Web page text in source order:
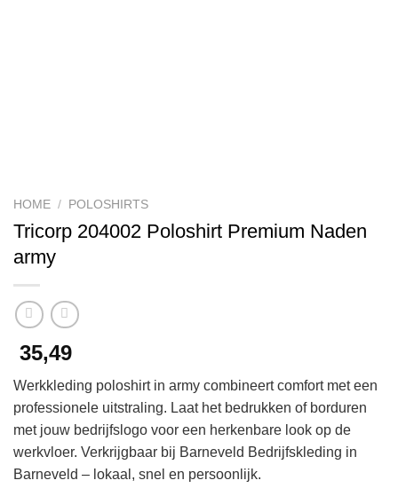
HOME / POLOSHIRTS
Tricorp 204002 Poloshirt Premium Naden
army
35,49
Werkkleding poloshirt in army combineert comfort met een
professionele uitstraling. Laat het bedrukken of borduren
met jouw bedrijfslogo voor een herkenbare look op de
werkvloer. Verkrijgbaar bij Barneveld Bedrijfskleding in
Barneveld – lokaal, snel en persoonlijk.